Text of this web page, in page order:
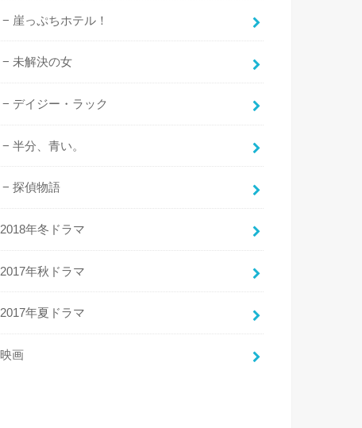
崖っぷちホテル！
未解決の女
デイジー・ラック
半分、青い。
探偵物語
2018年冬ドラマ
2017年秋ドラマ
2017年夏ドラマ
映画